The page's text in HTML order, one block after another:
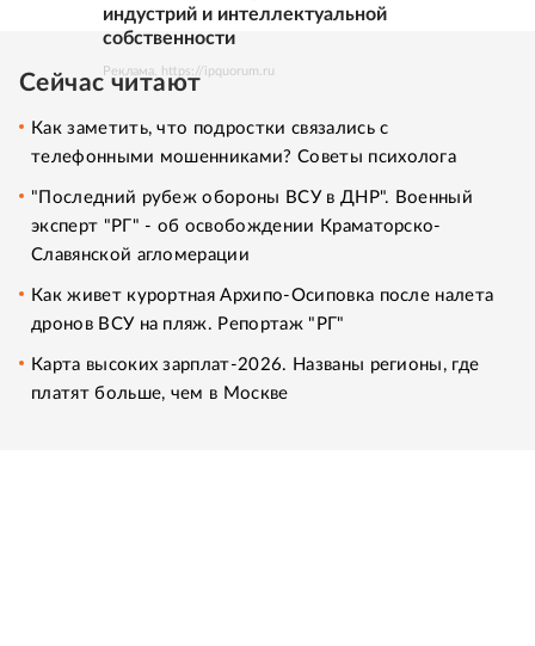
индустрий и интеллектуальной
собственности
Реклама. https://ipquorum.ru
Сейчас читают
Как заметить, что подростки связались с
телефонными мошенниками? Советы психолога
"Последний рубеж обороны ВСУ в ДНР". Военный
эксперт "РГ" - об освобождении Краматорско-
Славянской агломерации
Как живет курортная Архипо-Осиповка после налета
дронов ВСУ на пляж. Репортаж "РГ"
Карта высоких зарплат-2026. Названы регионы, где
платят больше, чем в Москве